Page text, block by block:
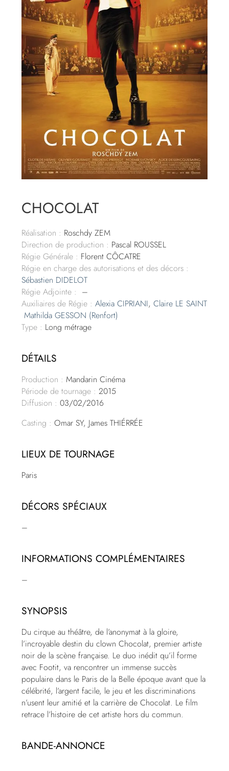
CHOCOLAT
Réalisation : Roschdy ZEM
Direction de production : Pascal ROUSSEL
Régie Générale : Florent CÔCATRE
Régie en charge des autorisations et des décors :
Sébastien DIDELOT
Régie Adjointe : –
Auxiliaires de Régie :Alexia CIPRIANI,Claire LE SAINT
Mathilda GESSON (Renfort)
Type : Long métrage
DÉTAILS
Production : Mandarin Cinéma
Période de tournage : 2015
Diffusion : 03/02/2016
Casting : Omar SY, James THIÉRRÉE
LIEUX DE TOURNAGE
Paris
DÉCORS SPÉCIAUX
–
INFORMATIONS COMPLÉMENTAIRES
–
SYNOPSIS
Du cirque au théâtre, de l’anonymat à la gloire,
l’incroyable destin du clown Chocolat, premier artiste
noir de la scène française. Le duo inédit qu’il forme
avec Footit, va rencontrer un immense succès
populaire dans le Paris de la Belle époque avant que la
célébrité, l’argent facile, le jeu et les discriminations
n’usent leur amitié et la carrière de Chocolat. Le film
retrace l’histoire de cet artiste hors du commun.
BANDE-ANNONCE